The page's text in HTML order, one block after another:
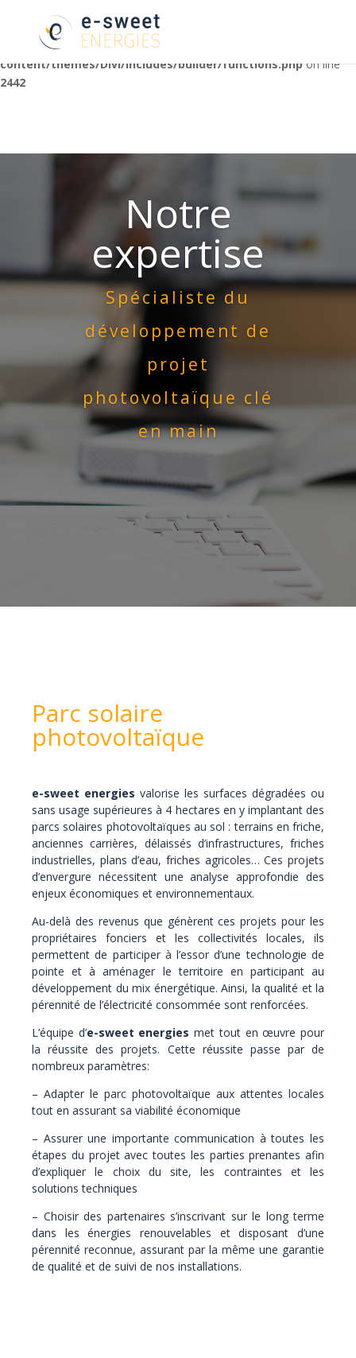
Warning: Trying to access array offset on false in
/home/clients/9da80c17e1f73a3fa96e4a5369d1d74c/web/wp-
content/themes/Divi/includes/builder/functions.phpon line
2442
Notre
expertise
Spécialiste du
développement de
projet
photovoltaïque clé
en main
Parc solaire
photovoltaïque
e-sweet energies valorise les surfaces dégradées ou
sans usage supérieures à 4 hectares en y implantant des
parcs solaires photovoltaïques au sol : terrains en friche,
anciennes carrières, délaissés d’infrastructures, friches
industrielles, plans d’eau, friches agricoles… Ces projets
d’envergure nécessitent une analyse approfondie des
enjeux économiques et environnementaux.
Au-delà des revenus que génèrent ces projets pour les
propriétaires fonciers et les collectivités locales, ils
permettent de participer à l’essor d’une technologie de
pointe et à aménager le territoire en participant au
développement du mix énergétique. Ainsi, la qualité et la
pérennité de l’électricité consommée sont renforcées.
L’équipe d’e-sweet energies met tout en œuvre pour
la réussite des projets. Cette réussite passe par de
nombreux paramètres:
– Adapter le parc photovoltaïque aux attentes locales
tout en assurant sa viabilité économique
– Assurer une importante communication à toutes les
étapes du projet avec toutes les parties prenantes afin
d’expliquer le choix du site, les contraintes et les
solutions techniques
– Choisir des partenaires s’inscrivant sur le long terme
dans les énergies renouvelables et disposant d’une
pérennité reconnue, assurant par la même une garantie
de qualité et de suivi de nos installations.